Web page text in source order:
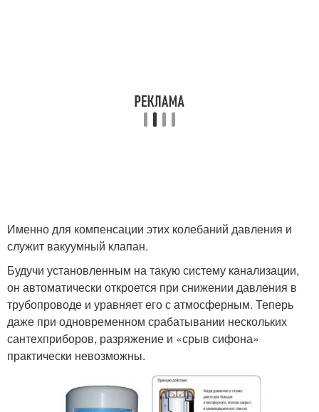
Именно для компенсации этих колебаний давления и
служит вакуумный клапан.
Будучи установленным на такую систему канализации,
он автоматически откроется при снижении давления в
трубопроводе и уравняет его с атмосферным. Теперь
даже при одновременном срабатывании нескольких
сантехприборов, разряжение и «срыв сифона»
практически невозможны.